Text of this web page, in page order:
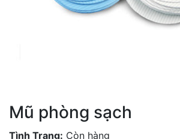
Mũ phòng sạch
Tình Trạng: Còn hàng